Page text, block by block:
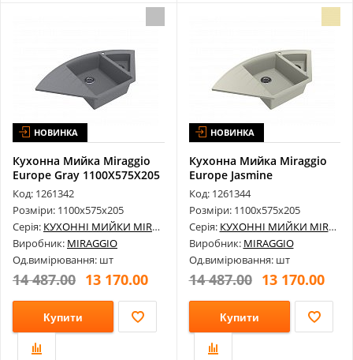
НОВИНКА
Кухонна Мийка Miraggio
Europe Gray 1100Х575Х205
Код: 1261342
Розміри: 1100х575х205
Серія: КУХОННІ МИЙКИ MIRAGGIO
Виробник: MIRAGGIO
Од.вимірювання: шт
14 487.00 13 170.00
Купити
НОВИНКА
Кухонна Мийка Miraggio
Europe Jasmine
1100Х575Х205
Код: 1261344
Розміри: 1100х575х205
Серія: КУХОННІ МИЙКИ MIRAGGIO
Виробник: MIRAGGIO
Од.вимірювання: шт
14 487.00 13 170.00
Купити